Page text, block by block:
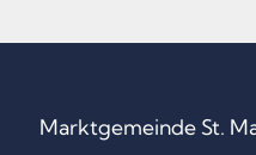
Marktgemeinde St.